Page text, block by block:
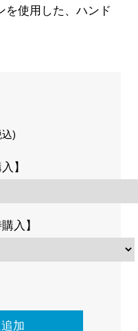
を使用した、ハンド
)
入】
購入】